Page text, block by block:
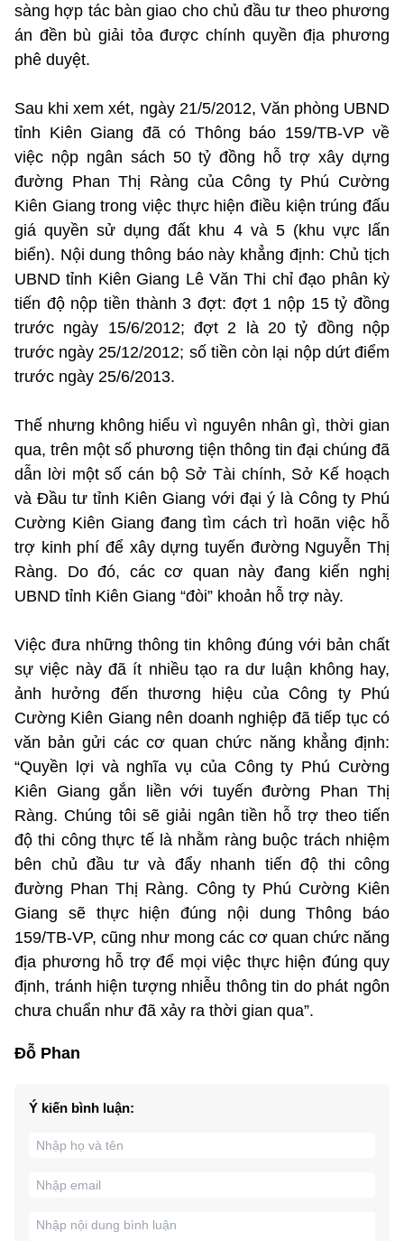
sàng hợp tác bàn giao cho chủ đầu tư theo phương
án đền bù giải tỏa được chính quyền địa phương
phê duyệt.
Sau khi xem xét, ngày 21/5/2012, Văn phòng UBND
tỉnh Kiên Giang đã có Thông báo 159/TB-VP về
việc nộp ngân sách 50 tỷ đồng hỗ trợ xây dựng
đường Phan Thị Ràng của Công ty Phú Cường
Kiên Giang trong việc thực hiện điều kiện trúng đấu
giá quyền sử dụng đất khu 4 và 5 (khu vực lấn
biển). Nội dung thông báo này khẳng định: Chủ tịch
UBND tỉnh Kiên Giang Lê Văn Thi chỉ đạo phân kỳ
tiến độ nộp tiền thành 3 đợt: đợt 1 nộp 15 tỷ đồng
trước ngày 15/6/2012; đợt 2 là 20 tỷ đồng nộp
trước ngày 25/12/2012; số tiền còn lại nộp dứt điểm
trước ngày 25/6/2013.
Thế nhưng không hiểu vì nguyên nhân gì, thời gian
qua, trên một số phương tiện thông tin đại chúng đã
dẫn lời một số cán bộ Sở Tài chính, Sở Kế hoạch
và Đầu tư tỉnh Kiên Giang với đại ý là Công ty Phú
Cường Kiên Giang đang tìm cách trì hoãn việc hỗ
trợ kinh phí để xây dựng tuyến đường Nguyễn Thị
Ràng. Do đó, các cơ quan này đang kiến nghị
UBND tỉnh Kiên Giang “đòi” khoản hỗ trợ này.
Việc đưa những thông tin không đúng với bản chất
sự việc này đã ít nhiều tạo ra dư luận không hay,
ảnh hưởng đến thương hiệu của Công ty Phú
Cường Kiên Giang nên doanh nghiệp đã tiếp tục có
văn bản gửi các cơ quan chức năng khẳng định:
“Quyền lợi và nghĩa vụ của Công ty Phú Cường
Kiên Giang gắn liền với tuyến đường Phan Thị
Ràng. Chúng tôi sẽ giải ngân tiền hỗ trợ theo tiến
độ thi công thực tế là nhằm ràng buộc trách nhiệm
bên chủ đầu tư và đẩy nhanh tiến độ thi công
đường Phan Thị Ràng. Công ty Phú Cường Kiên
Giang sẽ thực hiện đúng nội dung Thông báo
159/TB-VP, cũng như mong các cơ quan chức năng
địa phương hỗ trợ để mọi việc thực hiện đúng quy
định, tránh hiện tượng nhiễu thông tin do phát ngôn
chưa chuẩn như đã xảy ra thời gian qua”.
Đỗ Phan
Ý kiến bình luận: